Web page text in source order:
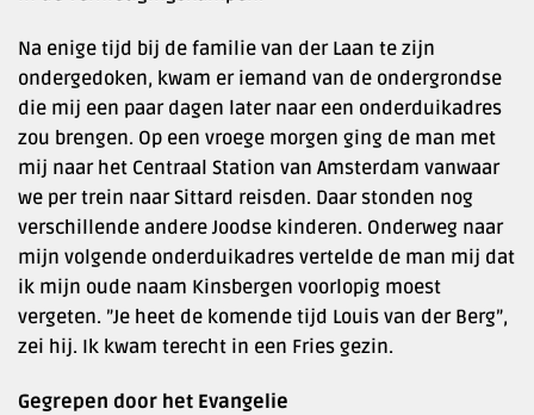
Na enige tijd bij de familie van der Laan te zijn
ondergedoken, kwam er iemand van de ondergrondse
die mij een paar dagen later naar een onderduikadres
zou brengen. Op een vroege morgen ging de man met
mij naar het Centraal Station van Amsterdam vanwaar
we per trein naar Sittard reisden. Daar stonden nog
verschillende andere Joodse kinderen. Onderweg naar
mijn volgende onderduikadres vertelde de man mij dat
ik mijn oude naam Kinsbergen voorlopig moest
vergeten. ”Je heet de komende tijd Louis van der Berg”,
zei hij. Ik kwam terecht in een Fries gezin.
Gegrepen door het Evangelie